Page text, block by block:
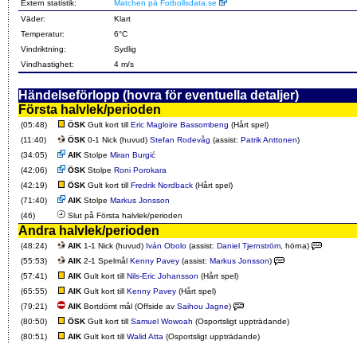
Extern statistik:
Matchen på Fotbollsdata.se
Väder:
Klart
Temperatur:
6°C
Vindriktning:
Sydlig
Vindhastighet:
4 m/s
Händelseförlopp (hovra för eventuella detaljer)
Första halvlek/perioden
(05:48) ÖSK Gult kort till Eric Magloire Bassombeng (Hårt spel)
(11:40)
ÖSK 0-1 Nick (huvud) Stefan Rodevåg (assist: Patrik Anttonen)
(34:05)
AIK Stolpe Miran Burgić
(42:06)
ÖSK Stolpe Roni Porokara
(42:19)
ÖSK Gult kort till Fredrik Nordback (Hårt spel)
(71:40)
AIK Stolpe Markus Jonsson
(46)
Slut på Första halvlek/perioden
Andra halvlek/perioden
(48:24) AIK 1-1 Nick (huvud) Iván Obolo (assist: Daniel Tjernström , hörna)
(55:53)
AIK 2-1 Spelmål Kenny Pavey (assist: Markus Jonsson)
(57:41)
AIK Gult kort till Nils-Eric Johansson (Hårt spel)
(65:55)
AIK Gult kort till Kenny Pavey (Hårt spel)
(79:21)
AIK Bortdömt mål (Offside av Saihou Jagne)
(80:50)
ÖSK Gult kort till Samuel Wowoah (Osportsligt uppträdande)
(80:51)
AIK Gult kort till Walid Atta (Osportsligt uppträdande)